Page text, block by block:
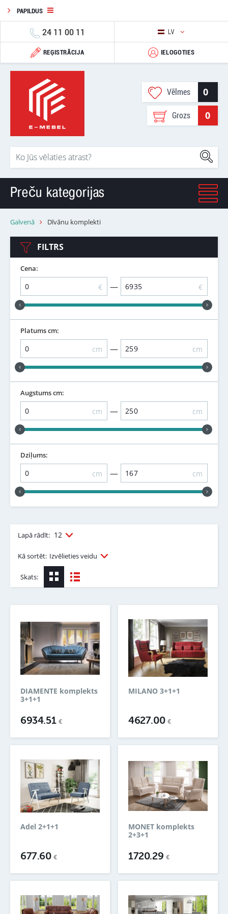
PAPILDUS
24 11 00 11 LV
REĢISTRĀCIJA IELOGOTIES
Vēlmes 0
Grozs 0
Preču kategorijas
Galvenā Dīvānu komplekti
FILTRS
Cena:
€ — €
Platums cm:
cm — cm
Augstums cm:
cm — cm
Dziļums:
cm — cm
Lapā rādīt: 12
Kā sortēt: Izvēlieties veidu
Skats:
DIAMENTE komplekts
3+1+1
6934.51 €
MILANO 3+1+1
4627.00 €
Adel 2+1+1
677.60€
MONET komplekts
2+3+1
1720.29 €